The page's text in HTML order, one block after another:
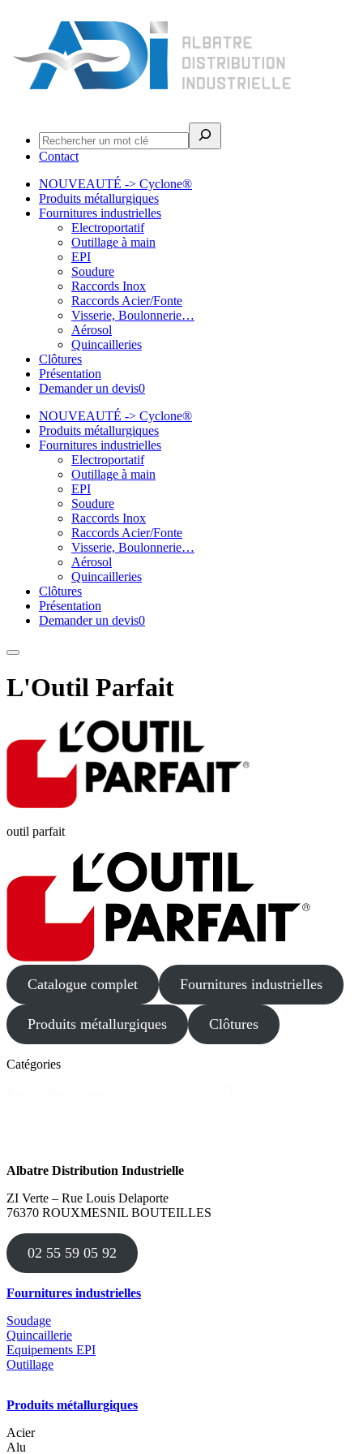
Contact
NOUVEAUTÉ -> Cyclone®
Produits métallurgiques
Fournitures industrielles
Electroportatif
Outillage à main
EPI
Soudure
Raccords Inox
Raccords Acier/Fonte
Visserie, Boulonnerie…
Aérosol
Quincailleries
Clôtures
Présentation
Demander un devis0
NOUVEAUTÉ -> Cyclone®
Produits métallurgiques
Fournitures industrielles
Electroportatif
Outillage à main
EPI
Soudure
Raccords Inox
Raccords Acier/Fonte
Visserie, Boulonnerie…
Aérosol
Quincailleries
Clôtures
Présentation
Demander un devis0
L'Outil Parfait
outil parfait
Catalogue complet Fournitures industrielles
Produits métallurgiques Clôtures
Catégories
Albatre Distribution Industrielle
ZI Verte – Rue Louis Delaporte
76370 ROUXMESNIL BOUTEILLES
02 55 59 05 92
Fournitures industrielles
Soudage
Quincaillerie
Equipements EPI
Outillage
Produits métallurgiques
Acier
Alu